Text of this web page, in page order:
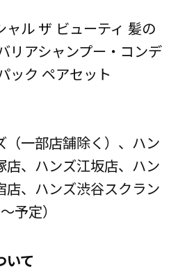
ャル ザ ビューティ 髪の
リアシャンプー・コンデ
ック ペアセット
（一部店舗除く）、ハン
店、ハンズ江坂店、ハン
店、ハンズ渋谷スクラン
予定）
いて